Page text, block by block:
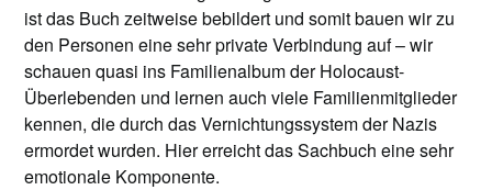
ist das Buch zeitweise bebildert und somit bauen wir zu
den Personen eine sehr private Verbindung auf – wir
schauen quasi ins Familienalbum der Holocaust-
Überlebenden und lernen auch viele Familienmitglieder
kennen, die durch das Vernichtungssystem der Nazis
ermordet wurden. Hier erreicht das Sachbuch eine sehr
emotionale Komponente.